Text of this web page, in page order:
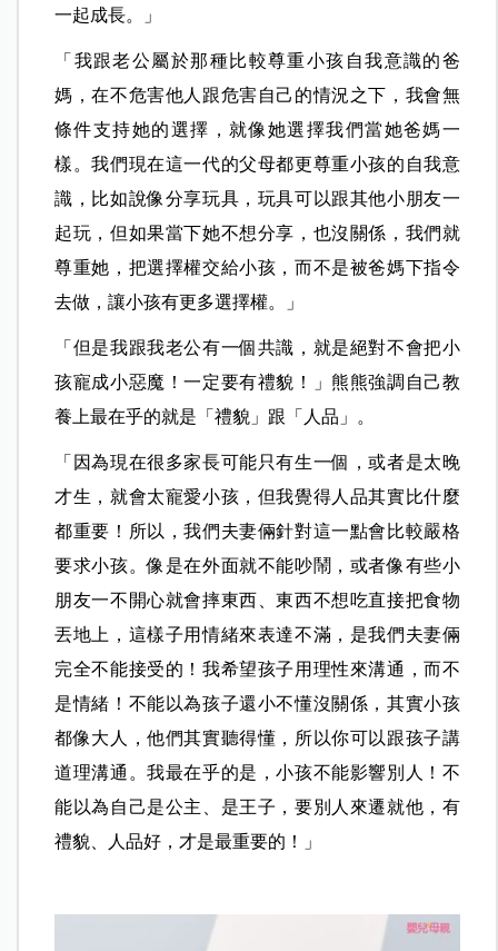
一起成長。」
「我跟老公屬於那種比較尊重小孩自我意識的爸
媽，在不危害他人跟危害自己的情況之下，我會無
條件支持她的選擇，就像她選擇我們當她爸媽一
樣。我們現在這一代的父母都更尊重小孩的自我意
識，比如說像分享玩具，玩具可以跟其他小朋友一
起玩，但如果當下她不想分享，也沒關係，我們就
尊重她，把選擇權交給小孩，而不是被爸媽下指令
去做，讓小孩有更多選擇權。」
「但是我跟我老公有一個共識，就是絕對不會把小
孩寵成小惡魔！一定要有禮貌！」熊熊強調自己教
養上最在乎的就是「禮貌」跟「人品」。
「因為現在很多家長可能只有生一個，或者是太晚
才生，就會太寵愛小孩，但我覺得人品其實比什麼
都重要！所以，我們夫妻倆針對這一點會比較嚴格
要求小孩。像是在外面就不能吵鬧，或者像有些小
朋友一不開心就會摔東西、東西不想吃直接把食物
丟地上，這樣子用情緒來表達不滿，是我們夫妻倆
完全不能接受的！我希望孩子用理性來溝通，而不
是情緒！不能以為孩子還小不懂沒關係，其實小孩
都像大人，他們其實聽得懂，所以你可以跟孩子講
道理溝通。我最在乎的是，小孩不能影響別人！不
能以為自己是公主、是王子，要別人來遷就他，有
禮貌、人品好，才是最重要的！」